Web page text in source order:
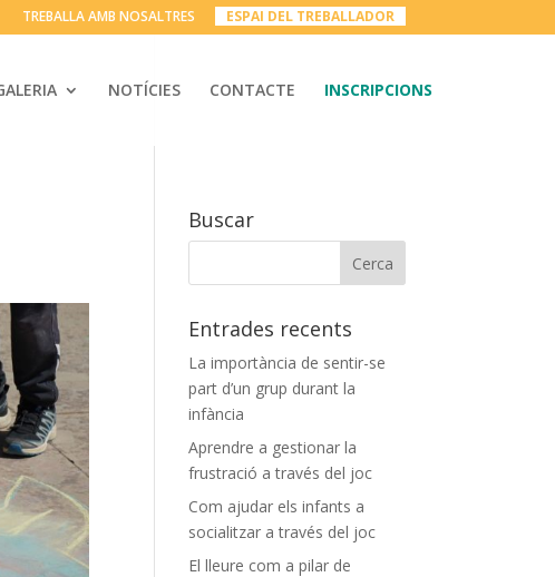
TREBALLA AMB NOSALTRES ESPAI DEL TREBALLADOR__
NOTÍCIES CONTACTE INSCRIPCIONS
Buscar
Entrades recents
La importància de sentir-se
part d’un grup durant la
infància
Aprendre a gestionar la
frustració a través del joc
Com ajudar els infants a
socialitzar a través del joc
El lleure com a pilar de